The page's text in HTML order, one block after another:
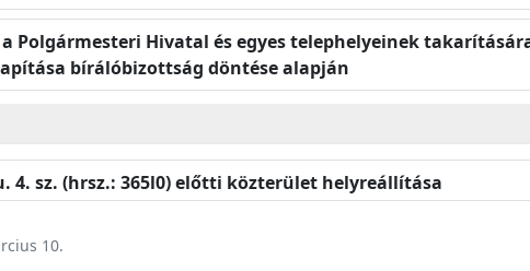
a Polgármesteri Hivatal és egyes telephelyeinek
bírálóbizottság döntése alapján
4. sz. (hrsz.: 365l0) előtti közterület helyreállítása
10.